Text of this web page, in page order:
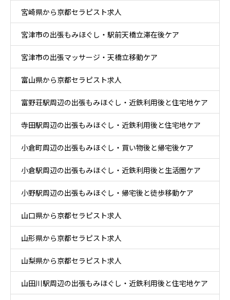
宮崎県から京都セラピスト求人
宮津市の出張もみほぐし・駅前天橋立滞在後ケア
宮津市の出張マッサージ・天橋立移動ケア
富山県から京都セラピスト求人
富野荘駅周辺の出張もみほぐし・近鉄利用後と住宅地ケア
寺田駅周辺の出張もみほぐし・近鉄利用後と住宅地ケア
小倉町周辺の出張もみほぐし・買い物後と帰宅後ケア
小倉駅周辺の出張もみほぐし・近鉄利用後と生活圏ケア
小野駅周辺の出張もみほぐし・帰宅後と徒歩移動ケア
山口県から京都セラピスト求人
山形県から京都セラピスト求人
山梨県から京都セラピスト求人
山田川駅周辺の出張もみほぐし・近鉄利用後と住宅地ケア